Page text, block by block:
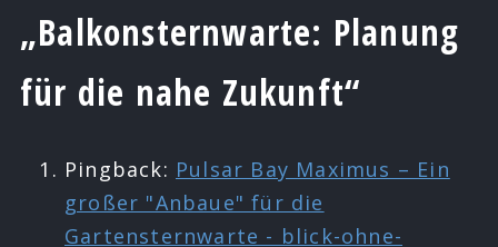
„Balkonsternwarte: Planung
für die nahe Zukunft“
Pingback: Pulsar Bay Maximus – Ein
großer "Anbaue" für die
Gartensternwarte - blick-ohne-